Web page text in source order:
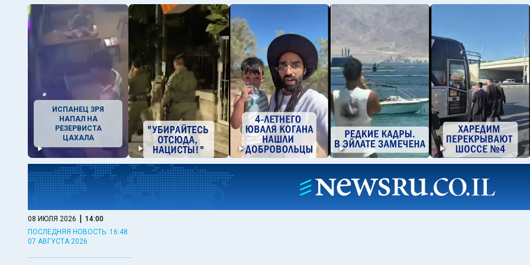
ИСПАНЕЦ ЗРЯ
НАПАЛ НА
РЕЗЕРВИСТА
ЦАХАЛА
08 ИЮЛЯ 2026 | 14:00
ПОСЛЕДНЯЯ НОВОСТЬ: 16:48
07 АВГУСТА 2026